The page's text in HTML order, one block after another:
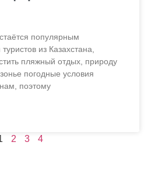
популярным
из Казахстана,
пляжный отдых, природу
погодные условия
поэтому
2 3 4